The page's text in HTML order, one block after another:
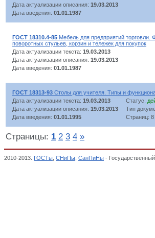
Дата актуализации описания: 19.03.2013
Дата введения: 01.01.1987
ГОСТ 18310.4-85 Мебель для предприятий
поворотных стульев, корзин и тележек для покупок
Дата актуализации текста: 19.03.2013
Дата актуализации описания: 19.03.2013
Дата введения: 01.01.1987
ГОСТ 18313-93 Столы для учителя. Типы и
Дата актуализации текста: 19.03.2013 Статус:
Дата актуализации описания: 19.03.2013 Тип
Дата введения: 01.01.1995 Страниц: 8
Страницы: 1 2 3 4 »
2010-2013. ГОСТы СНиПы СанПиНы -